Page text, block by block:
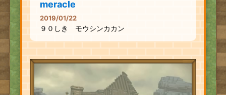
meracle
2019/01/22
９０しき モウシンカカン